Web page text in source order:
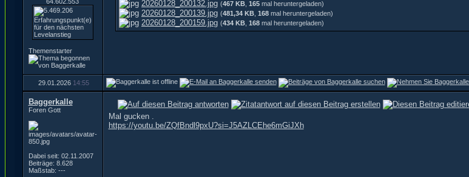
Themenstarter
20260128_200132.jpg (467 KB 165 mal heruntergeladen)
20260128_200139.jpg (481,34 KB 168 mal heruntergeladen)
20260128_200159.jpg (434 KB 168 mal heruntergeladen)
29.01.2026 14:55
Baggerkalle
Foren Gott
Dabei seit: 02.11.2007
Beiträge: 8.628
Maßstab: ---
Mal gucken .
https://youtu.be/ZQfBndl9pxU?si=J5AZLCEhe6mGiJXh